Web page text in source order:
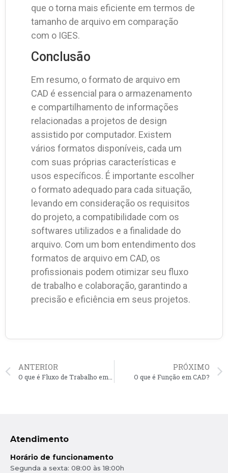
que o torna mais eficiente em termos de
tamanho de arquivo em comparação
com o IGES.
Conclusão
Em resumo, o formato de arquivo em
CAD é essencial para o armazenamento
e compartilhamento de informações
relacionadas a projetos de design
assistido por computador. Existem
vários formatos disponíveis, cada um
com suas próprias características e
usos específicos. É importante escolher
o formato adequado para cada situação,
levando em consideração os requisitos
do projeto, a compatibilidade com os
softwares utilizados e a finalidade do
arquivo. Com um bom entendimento dos
formatos de arquivo em CAD, os
profissionais podem otimizar seu fluxo
de trabalho e colaboração, garantindo a
precisão e eficiência em seus projetos.
ANTERIOR
O que é Fluxo de Trabalho em CAD?
PRÓXIMO
O que é Função em CAD?
Atendimento
Horário de funcionamento
Segunda a sexta: 08:00 às 18:00h